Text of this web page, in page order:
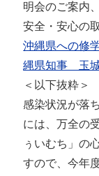
明会のご案内
安全・安心の
沖縄県への修
縄県知事 玉
＜以下抜粋＞
感染状況が落
には、万全の
ぅいむち」の
すので、今年